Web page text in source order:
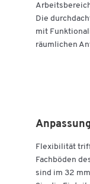
Die
mit
räumlichen
Flexibilität
Fachböden
sind im 32